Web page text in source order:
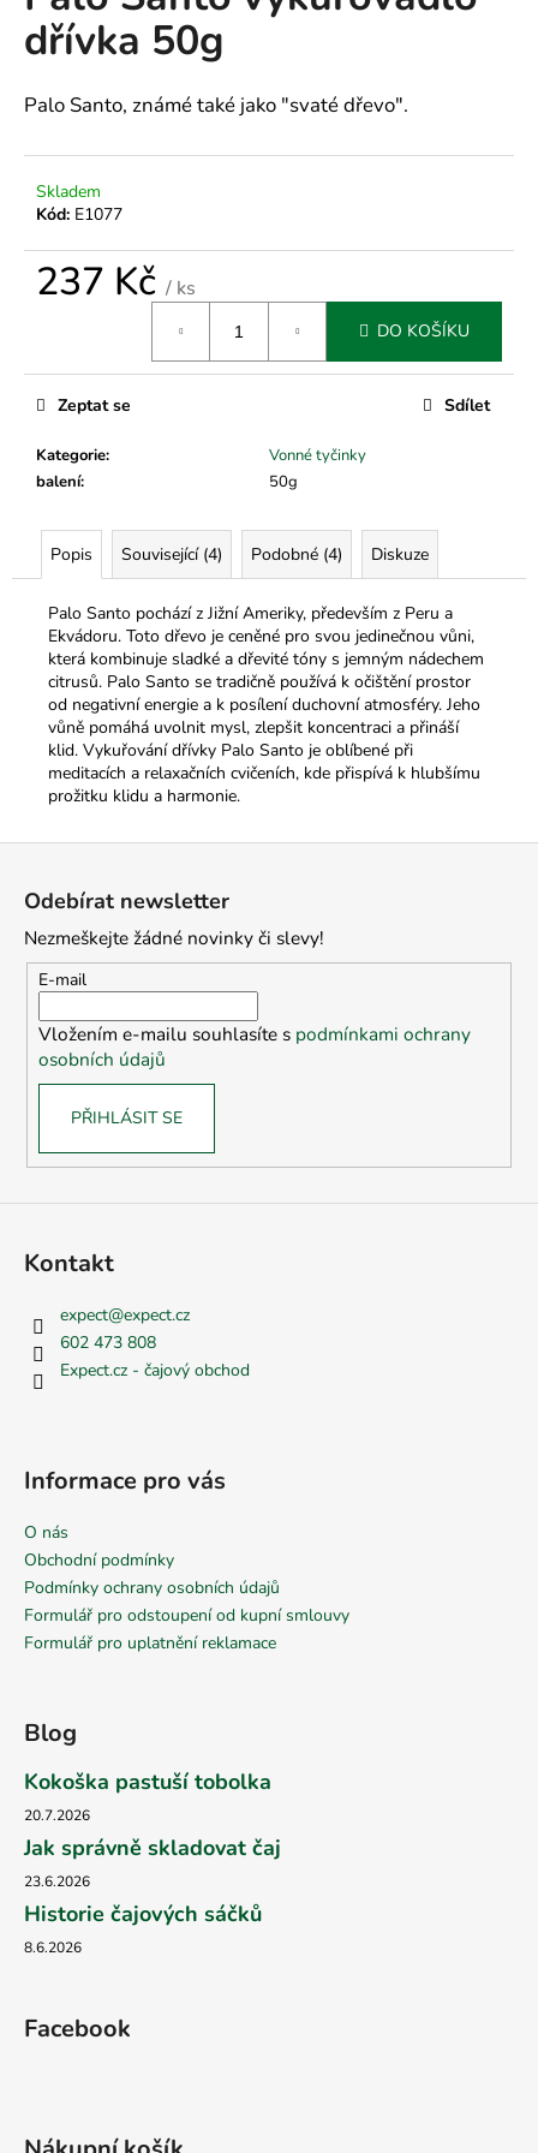
0,0
z
hvězdiček.
dřívka 50g
Palo Santo, známé také jako "svaté dřevo".
Skladem
Kód: E1077
237 Kč / ks
DO KOŠÍKU
Kategorie:
Vonné tyčinky
balení: 50g
Zeptat se Sdílet
Popis Související (4) Podobné (4) Diskuze
Palo Santo pochází z Jižní Ameriky, především z Peru a
Ekvádoru. Toto dřevo je ceněné pro svou jedinečnou vůni,
která kombinuje sladké a dřevité tóny s jemným nádechem
citrusů. Palo Santo se tradičně používá k očištění prostor
od negativní energie a k posílení duchovní atmosféry. Jeho
vůně pomáhá uvolnit mysl, zlepšit koncentraci a přináší
klid. Vykuřování dřívky Palo Santo je oblíbené při
meditacích a relaxačních cvičeních, kde přispívá k hlubšímu
prožitku klidu a harmonie.
a
j
í
t
?
HLEDAT
D
o
o
Odebírat newsletter
Nezmeškejte žádné novinky či slevy!
E-mail
Vložením e-mailu souhlasíte s podmínkami ochrany
osobních údajů
PŘIHLÁSIT SE
Kontakt
expect@expect.cz
602 473 808
Expect.cz - čajový obchod
Informace pro vás
O nás
Obchodní podmínky
Podmínky ochrany osobních údajů
Formulář pro odstoupení od kupní smlouvy
Formulář pro uplatnění reklamace
Blog
Kokoška pastuší tobolka
20.7.2026
Jak správně skladovat čaj
23.6.2026
Historie čajových sáčků
8.6.2026
Facebook